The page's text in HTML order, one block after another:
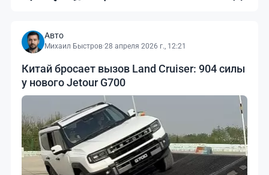
Авто
Михаил Быстров·28 апреля 2026 г., 12:21
Китай бросает вызов Land Cruiser: 904 силы
у нового Jetour G700